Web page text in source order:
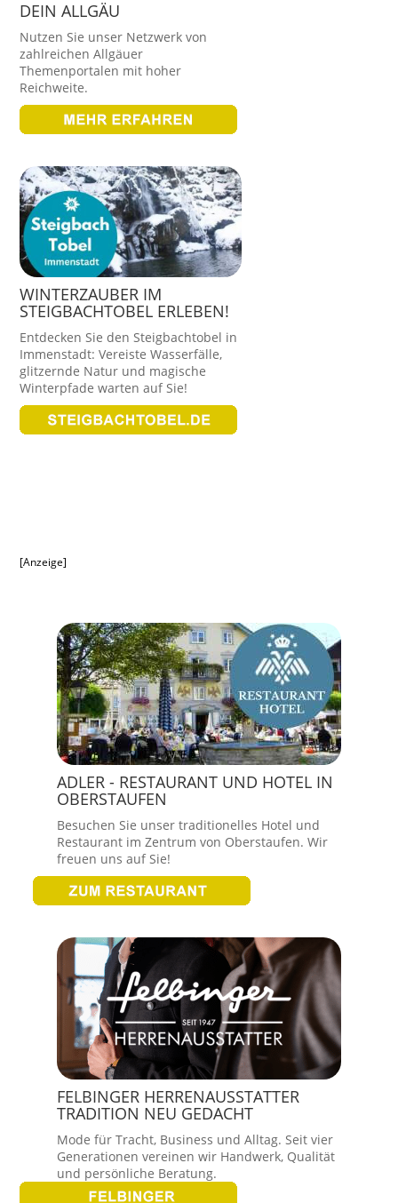
DEIN ALLGÄU
Nutzen Sie unser Netzwerk von
zahlreichen Allgäuer
Themenportalen mit hoher
Reichweite.
WINTERZAUBER IM
STEIGBACHTOBEL ERLEBEN!
Entdecken Sie den Steigbachtobel in
Immenstadt: Vereiste Wasserfälle,
glitzernde Natur und magische
Winterpfade warten auf Sie!
[Anzeige]
ADLER - RESTAURANT UND HOTEL IN
OBERSTAUFEN
Besuchen Sie unser traditionelles Hotel und
Restaurant im Zentrum von Oberstaufen. Wir
freuen uns auf Sie!
FELBINGER HERRENAUSSTATTER
TRADITION NEU GEDACHT
Mode für Tracht, Business und Alltag. Seit vier
Generationen vereinen wir Handwerk, Qualität
und persönliche Beratung.